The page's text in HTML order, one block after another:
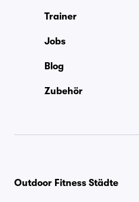
Trainer
Jobs
Blog
Zubehör
Outdoor Fitness Städte